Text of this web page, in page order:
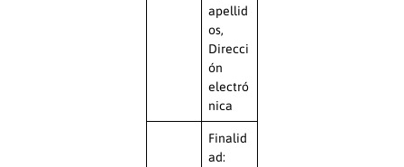
apellid
os,
Direcci
ón
electró
nica
Finalid
ad: